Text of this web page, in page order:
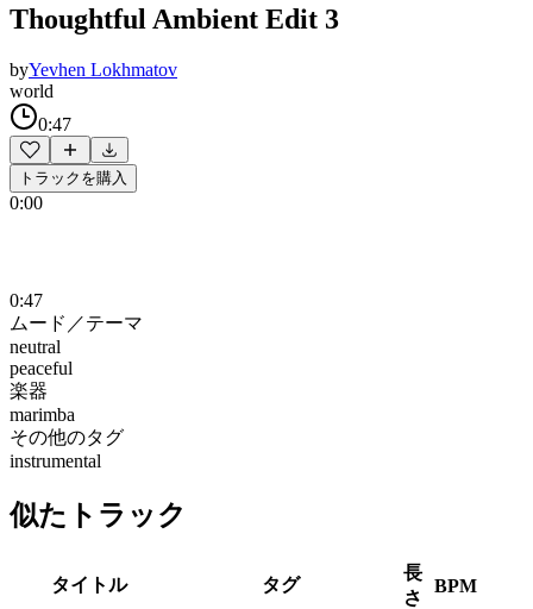
Thoughtful Ambient Edit 3
byYevhen Lokhmatov
world
0:47
トラックを購入
0:00
0:47
ムード／テーマ
neutral
peaceful
楽器
marimba
その他のタグ
instrumental
似たトラック
タイトル タグ
長
さ
BPM